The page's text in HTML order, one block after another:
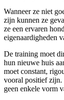
Wanneer ze niet
zijn kunnen ze
ze een ervaren
eigenaardigheden
De training moet
hun nieuwe huis
moet constant,
vooral positief zijn.
geen enkele vorm